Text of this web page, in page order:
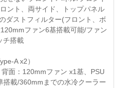
ント、両サイド、トップパネル
ダストフィルター(フロント、ボ
ファン6基搭載可能/ファン
チ搭載
A x2）
面：120mmファン x1基、PSU
搭載/360mmまでの水冷クーラー